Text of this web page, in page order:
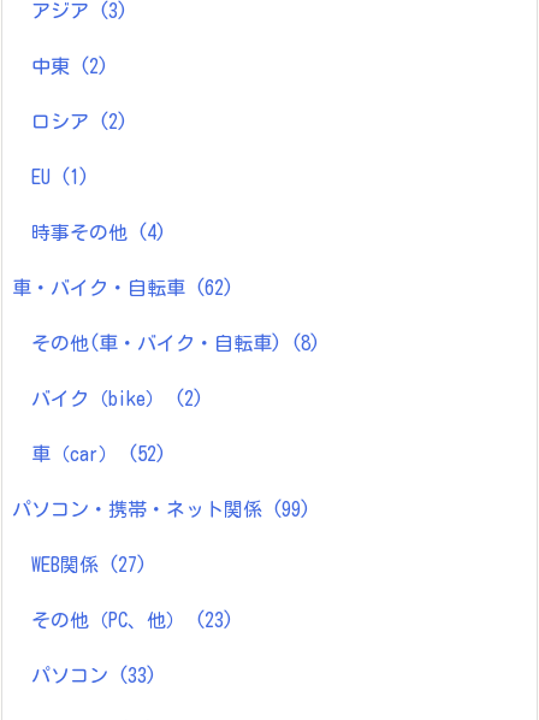
アジア (3)
中東 (2)
ロシア (2)
EU (1)
時事その他 (4)
車・バイク・自転車 (62)
その他(車・バイク・自転車) (8)
バイク（bike） (2)
車（car） (52)
パソコン・携帯・ネット関係 (99)
WEB関係 (27)
その他（PC、他） (23)
パソコン (33)